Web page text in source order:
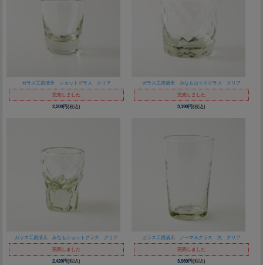
ガラス工房清天 ショットグラス クリア
完売しました
2,200円(税込)
ガラス工房清天 みなもロックグラス クリア
完売しました
3,190円(税込)
ガラス工房清天 みなもショットグラス クリア
完売しました
2,420円(税込)
ガラス工房清天 ノーマルグラス 大 クリア
完売しました
3,960円(税込)